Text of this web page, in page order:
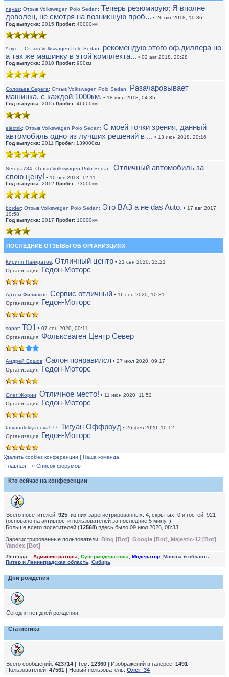
neyas: Отзыв Volkswagen Polo Sedan: Теперь резюмирую: Я вполне
доволен, не смотря на возникшую проб... • 26 окт 2018, 10:36
Год выпуска: 2015 Пробег: 40000км
* пух... : Отзыв Volkswagen Polo Sedan: рекомендую этого оф.диллера но
а так же машинку в этой комплекта... • 02 авг 2018, 20:28
Год выпуска: 2010 Пробег: 900км
Соловьев Серега: Отзыв Volkswagen Polo Sedan: Разачаровывает
машинка, с каждой 1000км. • 18 июл 2018, 04:35
Год выпуска: 2015 Пробег: 46600км
electrik: Отзыв Volkswagen Polo Sedan: С моей точки зрения, данный
автомобиль одно из лучших решений в ... • 13 июн 2018, 20:16
Год выпуска: 2011 Пробег: 139000км
Serega784: Отзыв Volkswagen Polo Sedan: Отличный автомобиль за
свою цену! • 10 янв 2018, 12:11
Год выпуска: 2012 Пробег: 73000км
border: Отзыв Volkswagen Polo Sedan: Это ВАЗ а не das Auto. • 17 авг 2017,
10:58
Год выпуска: 2017 Пробег: 10000км
ПОСЛЕДНИЕ ОТЗЫВЫ ОБ ОРГАНИЗЦИЯХ
Кирилл Панкратов: Отличный центр • 21 сен 2020, 13:21
Организация: Гедон-Моторс
Артём Филиппов: Сервис отличный • 16 сен 2020, 10:31
Организация: Гедон-Моторс
sopot: ТО1 • 07 сен 2020, 00:11
Организация: Фольксваген Центр Север
Андрей Ершов: Салон понравился • 27 июл 2020, 09:17
Организация: Гедон-Моторс
Олег Жорин: Отличное место! • 11 июн 2020, 11:52
Организация: Гедон-Моторс
tatyanalukiyanova577: Тигуан Оффроуд • 26 фев 2020, 10:12
Организация: Гедон-Моторс
Удалить cookies конференции | Наша команда
Главная » Список форумов
Кто сейчас на конференции
Всего посетителей: 925 , из них зарегистрированных: 4, скрытых: 0 и гостей: 921
(основано на активности пользователей за последние 5 минут)
Больше всего посетителей (12568) здесь было 09 июл 2026, 08:33
Зарегистрированные пользователи: Bing [Bot] Google [Bot] Majestic-12 [Bot]
Yandex [Bot]
Легенда :: Администраторы Супермодераторы Модератор Москва и область
Питер и Ленинградская область Сибирь
Дни рождения
Сегодня нет дней рождения.
Статистика
Всего сообщений: 423714 | Тем: 12360 | Изображений в галерее: 1491 |
Пользователей: 47561 | Новый пользователь: Олег_34